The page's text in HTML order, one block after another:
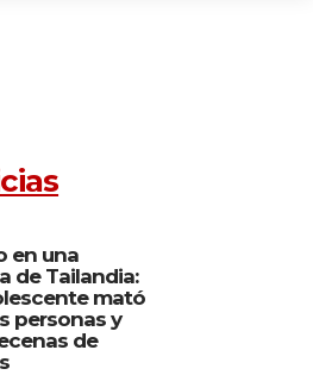
en una
de Tailandia:
mató
personas y
de